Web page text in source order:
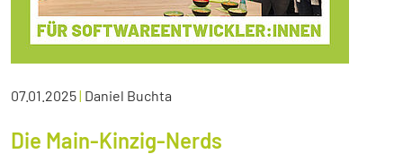
07.01.2025| Daniel Buchta
Die Main-Kinzig-Nerds